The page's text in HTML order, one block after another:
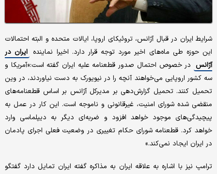
شرایط ایران در قبال آژانس، تروئیکای اروپا، ایالات متحده و البته احتمالات
این حوزه طی ماه‌های اخیر مورد توجه قرار دارد. اخیرا نماینده ایران در
آژانس در خصوص احتمال صدور قطعنامه علیه ایران گفته است:«آمریکا و
سه کشور اروپایی می‌خواهند آنچه را در نیویورک به دست نیاوردند، در وین
تحمیل کنند. تحمیل گزارش‌دهی بر مدیرکل آژانس بر اساس قطعنامه‌های
منقضی شده شورای امنیت، غیرقانونی و ناموجه است. این کار در عمل به
پیچیدگی‌های موجود خواهد افزود و ضربه‌ای دیگر به دیپلماسی وارد
خواهد کرد. قطعنامه شورای حکام تغییری در وضعیت فعلی اجرای پادمان
در ایران ایجاد نمی‌کند.»
ترامپ نیز با اشاره به علاقه ایران به مذاکره گفته ایران تمایل دارد گفتگو